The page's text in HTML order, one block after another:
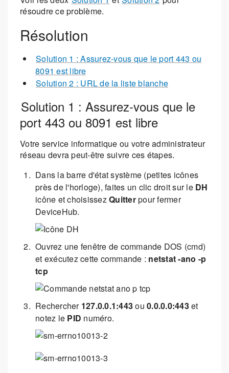
résoudre ce problème.
Résolution
Solution 1 : Assurez-vous que le port 443 ou
8091 est libre
Solution 2 : URL de la liste blanche
Solution 1 : Assurez-vous que le
port 443 ou 8091 est libre
Votre service informatique ou votre administrateur
réseau devra peut-être suivre ces étapes.
Dans la barre d'état système (petites icônes
près de l'horloge), faites un clic droit sur le DH
icône et choisissez Quitterpour fermer
DeviceHub.
Ouvrez une fenêtre de commande DOS (cmd)
et exécutez cette commande : netstat -ano -p
tcp
Rechercher 127.0.0.1:443ou 0.0.0.0:443et
notez le PID numéro.